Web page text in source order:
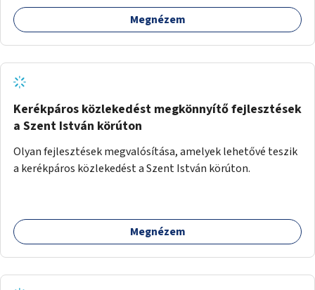
Megnézem
Kerékpáros közlekedést megkönnyítő fejlesztések
a Szent István körúton
Olyan fejlesztések megvalósítása, amelyek lehetővé teszik
a kerékpáros közlekedést a Szent István körúton.
Megnézem